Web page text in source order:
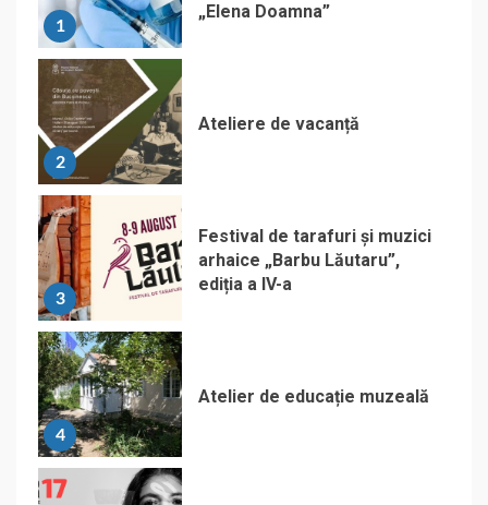
1
„Elena Doamna”
2
Ateliere de vacanță
3
Festival de tarafuri și muzici
arhaice „Barbu Lăutaru”,
ediția a IV-a
4
Atelier de educație muzeală